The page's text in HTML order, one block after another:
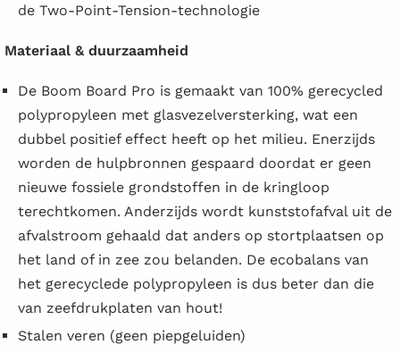
de Two-Point-Tension-technologie
Materiaal & duurzaamheid
De Boom Board Pro is gemaakt van 100% gerecycled
polypropyleen met glasvezelversterking, wat een
dubbel positief effect heeft op het milieu. Enerzijds
worden de hulpbronnen gespaard doordat er geen
nieuwe fossiele grondstoffen in de kringloop
terechtkomen. Anderzijds wordt kunststofafval uit de
afvalstroom gehaald dat anders op stortplaatsen op
het land of in zee zou belanden. De ecobalans van
het gerecyclede polypropyleen is dus beter dan die
van zeefdrukplaten van hout!
Stalen veren (geen piepgeluiden)